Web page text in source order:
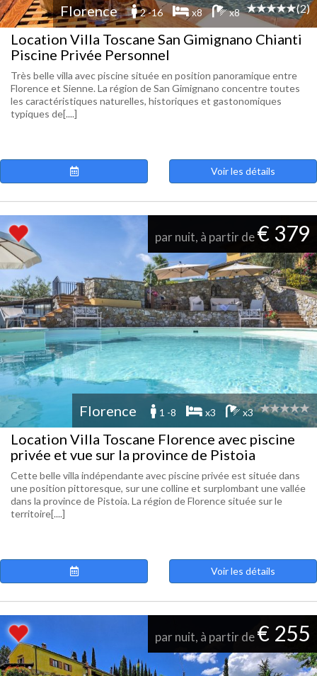
Florence 2 -16 x8 x8 (2)
Location Villa Toscane San Gimignano Chianti
Piscine Privée Personnel
Très belle villa avec piscine située en position panoramique entre
Florence et Sienne. La région de San Gimignano concentre toutes
les caractéristiques naturelles, historiques et gastonomiques
typiques de[....]
Voir les détails
par nuit, à partir de€ 379
Florence 1 -8 x3 x3
Location Villa Toscane Florence avec piscine
privée et vue sur la province de Pistoia
Cette belle villa indépendante avec piscine privée est située dans
une position pittoresque, sur une colline et surplombant une vallée
dans la province de Pistoia. La région de Florence située sur le
territoire[....]
Voir les détails
par nuit, à partir de€ 255